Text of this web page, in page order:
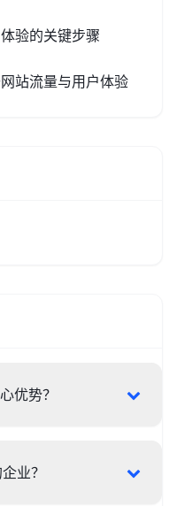
验的关键步骤
站流量与用户体验
优势？
业？